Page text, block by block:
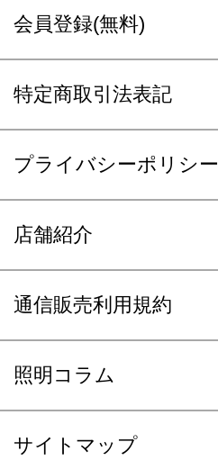
会員登録(無料)
特定商取引法表記
プライバシーポリシー
店舗紹介
通信販売利用規約
照明コラム
サイトマップ